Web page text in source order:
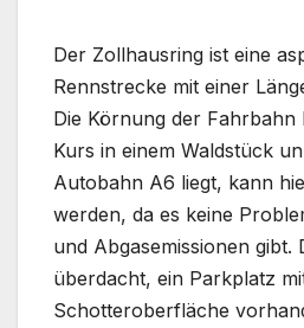
Der Zollhausring ist eine
Rennstrecke mit einer
Die Körnung der
Kurs in einem Waldstück
Autobahn A6 liegt, kann
werden, da es keine
und Abgasemissionen gibt.
überdacht, ein Parkplatz
Schotteroberfläche